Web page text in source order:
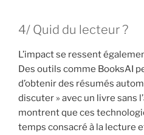
4/ Quid du lecteur ?
L’impact se ressent
Des outils comme BooksAI
d’obtenir des résumés
discuter » avec un livre sans
montrent que ces
temps consacré à la lecture